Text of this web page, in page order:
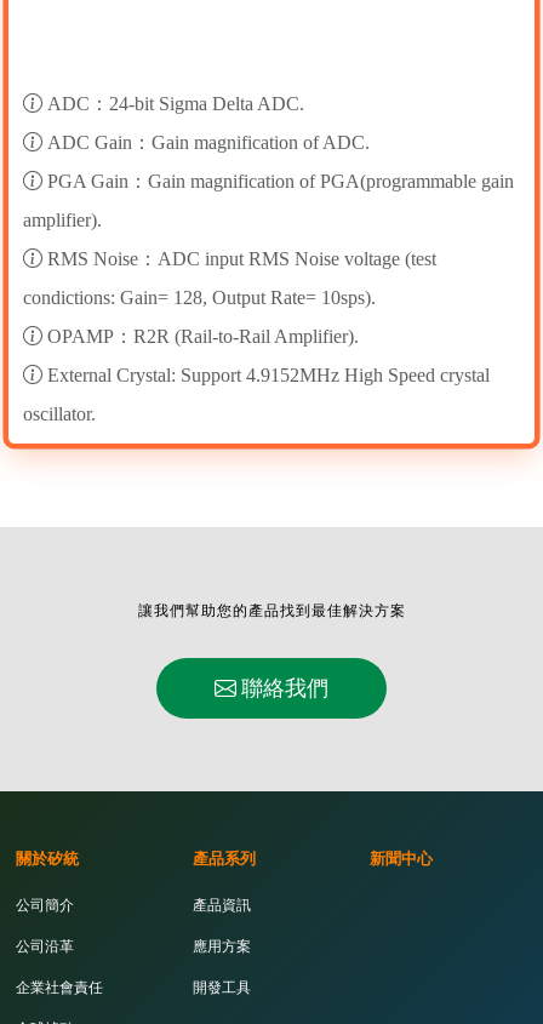
ADC：24-bit Sigma Delta ADC.
ADC Gain：Gain magnification of ADC.
PGA Gain：Gain magnification of PGA(programmable gain
amplifier).
RMS Noise：ADC input RMS Noise voltage (test
condictions: Gain= 128, Output Rate= 10sps).
OPAMP：R2R (Rail-to-Rail Amplifier).
External Crystal: Support 4.9152MHz High Speed crystal
oscillator.
讓我們幫助您的產品找到最佳解決方案
聯絡我們
關於矽統
公司簡介
公司沿革
企業社會責任
產品系列
產品資訊
應用方案
開發工具
新聞中心